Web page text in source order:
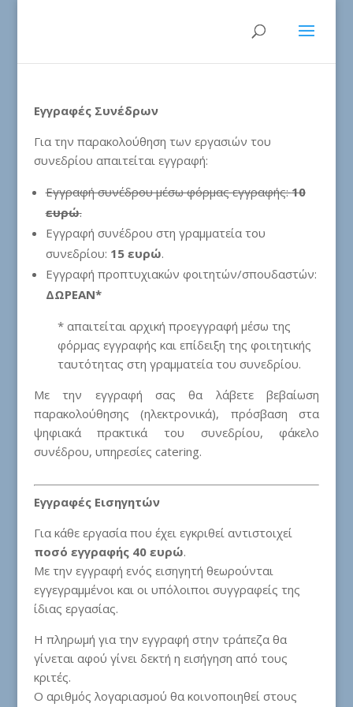
Εγγραφές Συνέδρων
Για την παρακολούθηση των εργασιών του
συνεδρίου απαιτείται εγγραφή:
Εγγραφή συνέδρου μέσω φόρμας εγγραφής:10
ευρώ.
Εγγραφή συνέδρου στη γραμματεία του
συνεδρίου: 15 ευρώ.
Εγγραφή προπτυχιακών φοιτητών/σπουδαστών:
ΔΩΡΕΑΝ*
* απαιτείται αρχική προεγγραφή μέσω της
φόρμας εγγραφής και επίδειξη της φοιτητικής
ταυτότητας στη γραμματεία του συνεδρίου.
Με την εγγραφή σας θα λάβετε βεβαίωση
παρακολούθησης (ηλεκτρονικά), πρόσβαση στα
ψηφιακά πρακτικά του συνεδρίου, φάκελο
συνέδρου, υπηρεσίες catering.
Εγγραφές Εισηγητών
Για κάθε εργασία που έχει εγκριθεί αντιστοιχεί
ποσό εγγραφής 40 ευρώ.
Με την εγγραφή ενός εισηγητή θεωρούνται
εγγεγραμμένοι και οι υπόλοιποι συγγραφείς της
ίδιας εργασίας.
Η πληρωμή για την εγγραφή στην τράπεζα θα
γίνεται αφού γίνει δεκτή η εισήγηση από τους
κριτές.
Ο αριθμός λογαριασμού θα κοινοποιηθεί στους